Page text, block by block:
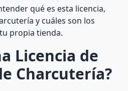
qué es esta licencia,
y cuáles son los
propia tienda.
Licencia de
Charcutería?